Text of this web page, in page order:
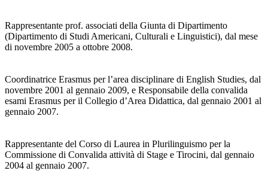
Rappresentante prof. associati della Giunta di Dipartimento
(Dipartimento di Studi Americani, Culturali e Linguistici), dal mese
di novembre 2005 a ottobre 2008.
Coordinatrice Erasmus per l’area disciplinare di English Studies, dal
novembre 2001 al gennaio 2009, e Responsabile della convalida
esami Erasmus per il Collegio d’Area Didattica, dal gennaio 2001 al
gennaio 2007.
Rappresentante del Corso di Laurea in Plurilinguismo per la
Commissione di Convalida attività di Stage e Tirocini, dal gennaio
2004 al gennaio 2007.